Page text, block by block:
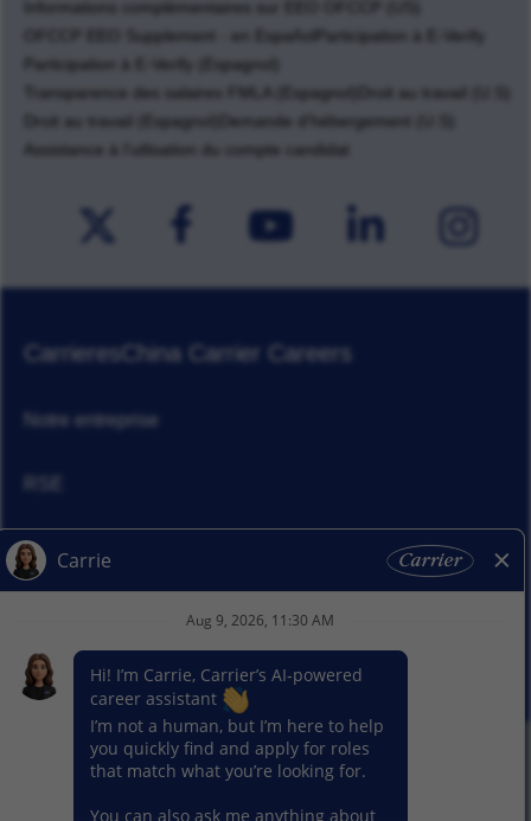
Informations complémentaires sur EEO OFCCP (US)
OFCCP EEO Supplement - en Español
Participation à E-Verify
Participation à E-Verify (Espagnol)
Transparence des salaires FMLA (Espagnol)
Droit au travail (U.S)
Droit au travail (Espagnol)
Demande d'hébergement (U.S)
Assistance à l'utlisation du compte candidat
CarrieresChina Carrier Careers
Notre entreprise
Actualités
© 2026 Carrier. Tous droits réservés